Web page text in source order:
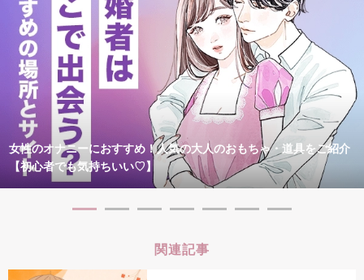
女性のオナニーにおすすめ！人気の大人のおもちゃ・道具をご紹介
【初心者でも気持ちいい♡】
関連記事